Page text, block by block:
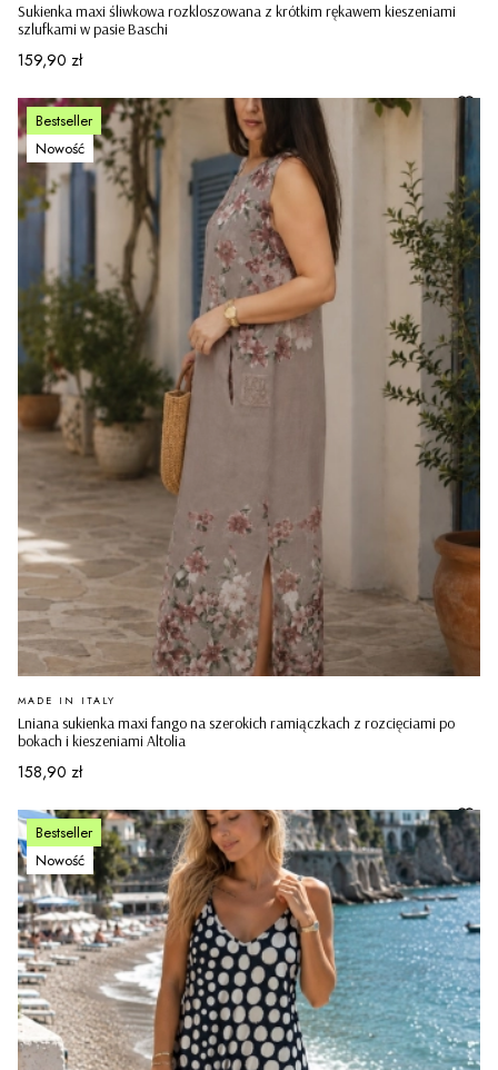
Sukienka maxi śliwkowa rozkloszowana z krótkim rękawem kieszeniami
szlufkami w pasie Baschi
Cena
159,90 zł
Bestseller
Nowość
Lniana sukienka maxi fango na szerokich ramiączkach z rozcięciami po
bokach i kieszeniami Altolia
PRODUCENT
MADE IN ITALY
Cena
158,90 zł
Bestseller
Nowość